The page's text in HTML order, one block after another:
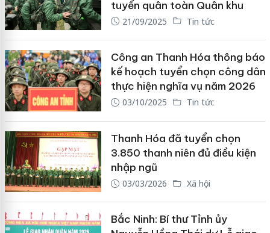
tuyển quân toàn Quân khu
21/09/2025 Tin tức
Công an Thanh Hóa thông báo
kế hoạch tuyển chọn công dân
thực hiện nghĩa vụ năm 2026
03/10/2025 Tin tức
Thanh Hóa đã tuyển chọn
3.850 thanh niên đủ điều kiện
nhập ngũ
03/03/2026 Xã hội
Bắc Ninh: Bí thư Tỉnh ủy